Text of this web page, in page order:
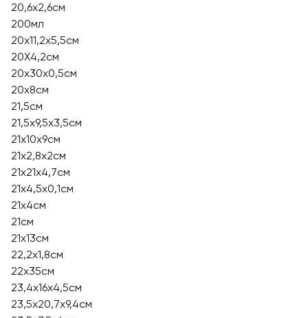
20,6x2,6см
200мл
20x11,2x5,5см
20X4,2см
20х30х0,5см
20х8см
21,5см
21,5х9,5х3,5см
21x10x9см
21x2,8x2см
21x21x4,7см
21x4,5x0,1см
21x4см
21см
21х13см
22,2x1,8см
22x35см
23,4x16x4,5см
23,5х20,7х9,4см